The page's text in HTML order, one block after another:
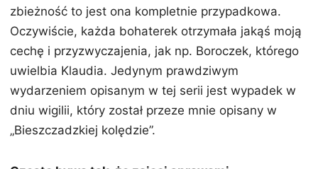
zbieżność to jest ona kompletnie przypadkowa.
Oczywiście, każda bohaterek otrzymała jakąś moją
cechę i przyzwyczajenia, jak np. Boroczek, którego
uwielbia Klaudia. Jedynym prawdziwym
wydarzeniem opisanym w tej serii jest wypadek w
dniu wigilii, który został przeze mnie opisany w
„Bieszczadzkiej kolędzie”.